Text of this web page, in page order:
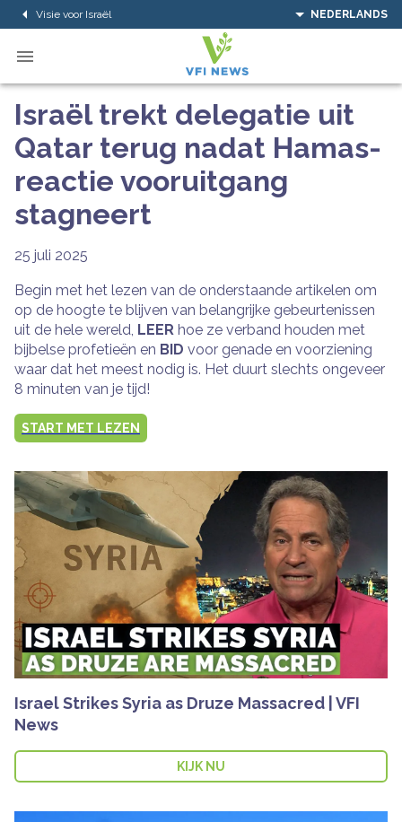
Visie voor Israël NEDERLANDS
Israël trekt delegatie uit
Qatar terug nadat Hamas-
reactie vooruitgang
stagneert
25 juli 2025
Begin met het lezen van de onderstaande artikelen om
op de hoogte te blijven van belangrijke gebeurtenissen
uit de hele wereld, LEER hoe ze verband houden met
bijbelse profetieën en BID voor genade en voorziening
waar dat het meest nodig is. Het duurt slechts ongeveer
8 minuten van je tijd!
START MET LEZEN
Israel Strikes Syria as Druze Massacred | VFI
News
KIJK NU